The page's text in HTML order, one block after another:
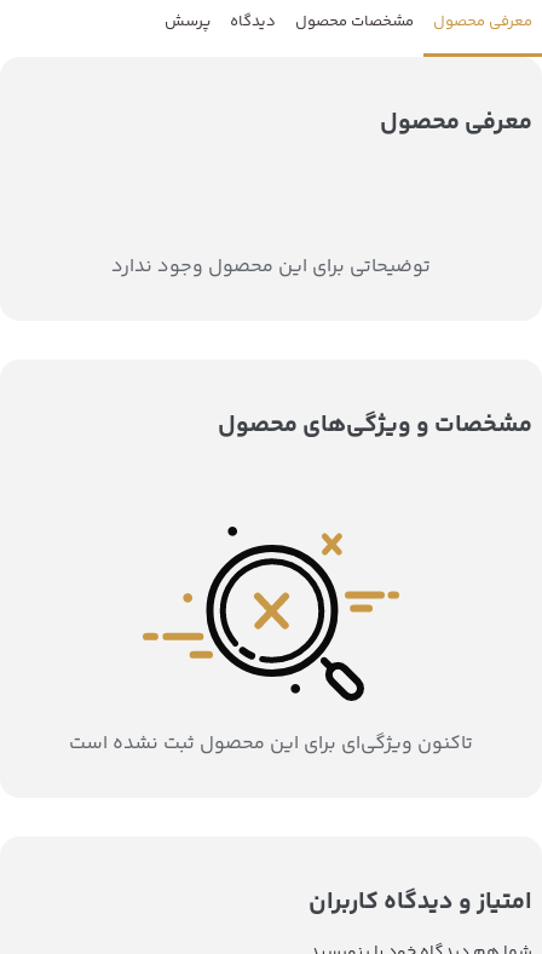
معرفی محصول مشخصات محصول دیدگاه پرسش
معرفی محصول
توضیحاتی برای این محصول وجود ندارد
مشخصات و ویژگی‌های محصول
تاکنون ویژگی‌ای برای این محصول ثبت نشده است
امتیاز و دیدگاه کاربران